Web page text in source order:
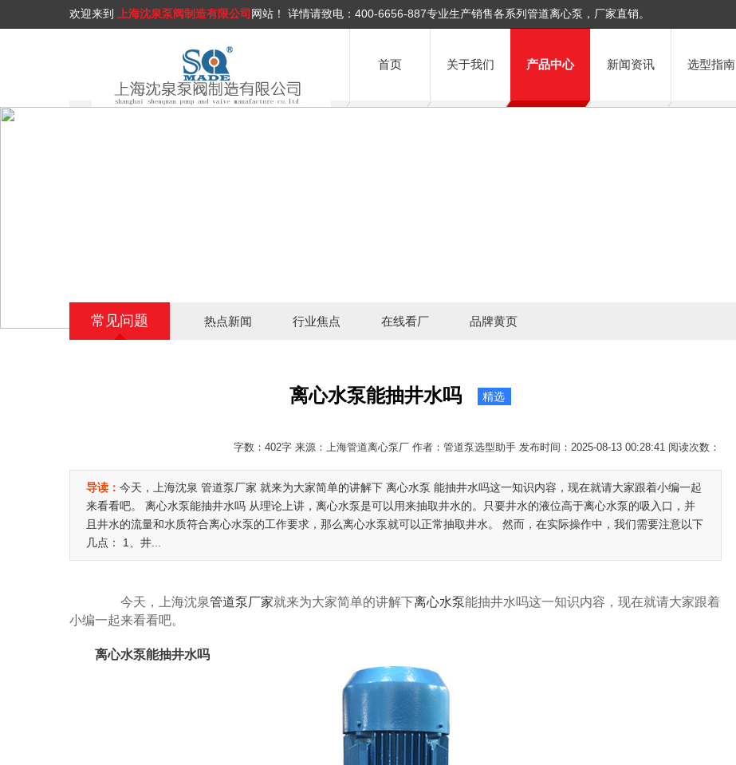
欢迎来到 上海沈泉泵阀制造有限公司 网站！ 详情请致电： 400-6656-887专业生产销售各系列管道离心泵，厂家直销。
首页 关于我们 产品中心 新闻资讯 选型指南
常见问题 热点新闻 行业焦点 在线看厂 品牌黄页
离心水泵能抽井水吗 精选
字数：402字 来源：上海管道离心泵厂 作者：管道泵选型助手 发布时间：2025-08-13 00:28:41 阅读次数：
导读： 今天，上海沈泉 管道泵厂家 就来为大家简单的讲解下 离心水泵 能抽井水吗这一知识内容，现在就请大家跟着小编一起
来看看吧。 离心水泵能抽井水吗 从理论上讲，离心水泵是可以用来抽取井水的。只要井水的液位高于离心水泵的吸入口，并
且井水的流量和水质符合离心水泵的工作要求，那么离心水泵就可以正常抽取井水。 然而，在实际操作中，我们需要注意以下
几点： 1、井...
今天，上海沈泉管道泵厂家就来为大家简单的讲解下离心水泵能抽井水吗这一知识内容，现在就请大家跟着
小编一起来看看吧。
离心水泵能抽井水吗